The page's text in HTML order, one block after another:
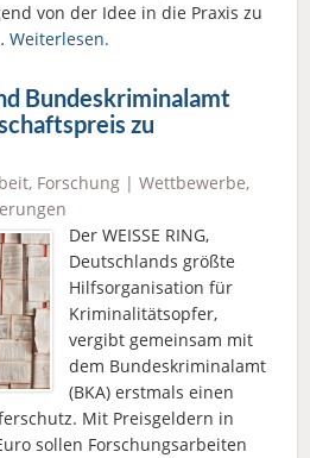
von der Idee in die Praxis zu
Weiterlesen.
Bundeskriminalamt
zu
, Forschung | Wettbewerbe,
Der WEISSE RING,
Deutschlands größte
Hilfsorganisation für
Kriminalitätsopfer,
vergibt gemeinsam mit
dem Bundeskriminalamt
(BKA) erstmals einen
Mit Preisgeldern in
sollen Forschungsarbeiten